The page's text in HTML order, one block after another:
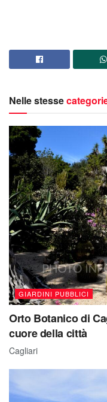
Nelle stesse
GIARDINI PUBBLICI
Orto Botanico di
cuore della città
Cagliari